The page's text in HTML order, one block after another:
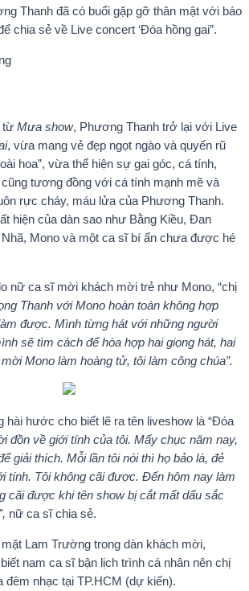
Thanh đã có buổi gặp gỡ thân mật với báo
chia sẻ về Live concert ‘Đóa hồng gai”.
từ Mưa show, Phương Thanh trở lại với Live
, vừa mang vẻ đẹp ngọt ngào và quyến rũ
hoa”, vừa thể hiện sự gai góc, cá tính,
tương đồng với cá tính mạnh mẽ và
rực cháy, máu lửa của Phương Thanh.
hiện của dàn sao như Bằng Kiều, Đan
Mono và một ca sĩ bí ẩn chưa được hé
nữ ca sĩ mời khách mời trẻ như Mono, “chị
Thanh với Mono hoàn toàn không hợp
được. Mình từng hát với những người
sẽ tìm cách để hòa hợp hai giọng hát, hai
Mono làm hoàng tử, tôi làm công chúa”.
hài hước cho biết lẽ ra tên liveshow là “Đóa
đồn về giới tính của tôi. Mấy chục năm nay,
giải thích. Mỗi lần tôi nói thì họ bảo là, đẻ
tính. Tôi không cãi được. Đến hôm nay làm
cãi được khi tên show bị cắt mất dấu sắc
nữ ca sĩ chia sẻ.
Lam Trường trong dàn khách mời,
nam ca sĩ bận lịch trình cá nhân nên chị
đêm nhạc tại TP.HCM (dự kiến).